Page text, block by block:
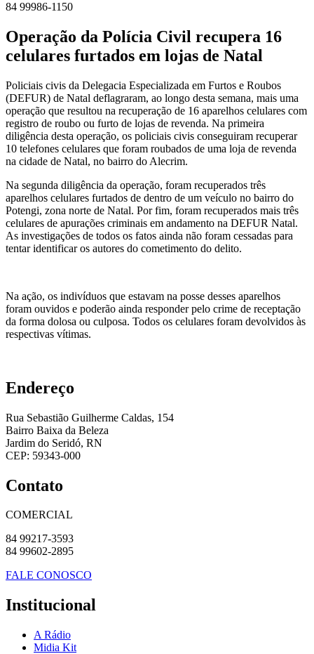
84 99986-1150
Operação da Polícia Civil recupera 16
celulares furtados em lojas de Natal
Policiais civis da Delegacia Especializada em Furtos e Roubos
(DEFUR) de Natal deflagraram, ao longo desta semana, mais uma
operação que resultou na recuperação de 16 aparelhos celulares com
registro de roubo ou furto de lojas de revenda. Na primeira
diligência desta operação, os policiais civis conseguiram recuperar
10 telefones celulares que foram roubados de uma loja de revenda
na cidade de Natal, no bairro do Alecrim.
Na segunda diligência da operação, foram recuperados três
aparelhos celulares furtados de dentro de um veículo no bairro do
Potengi, zona norte de Natal. Por fim, foram recuperados mais três
celulares de apurações criminais em andamento na DEFUR Natal.
As investigações de todos os fatos ainda não foram cessadas para
tentar identificar os autores do cometimento do delito.
Na ação, os indivíduos que estavam na posse desses aparelhos
foram ouvidos e poderão ainda responder pelo crime de receptação
da forma dolosa ou culposa. Todos os celulares foram devolvidos às
respectivas vítimas.
Endereço
Rua Sebastião Guilherme Caldas, 154
Bairro Baixa da Beleza
Jardim do Seridó, RN
CEP: 59343-000
Contato
COMERCIAL
84 99217-3593
84 99602-2895
FALE CONOSCO
Institucional
A Rádio
Midia Kit